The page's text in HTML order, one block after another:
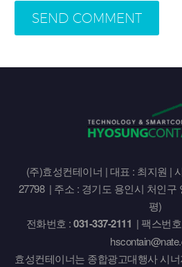
SEND COMMENT
(주)효성컨테이너 | 대표 : 최지원 |
27798 | 주소 : 경기도 용인시 처인구
평)
전화번호 :031-337-2111 | 팩스번
효성컨테이너는 종합광고대행사 시